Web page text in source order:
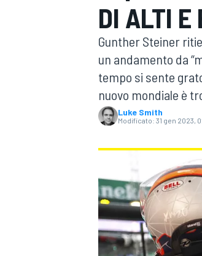
MOTOGP
WRC
DI ALTI E
Gunther Steiner
un andamento da
tempo si sente
nuovo mondiale è
Luke Smith
Modificato: 31 gen 2023,